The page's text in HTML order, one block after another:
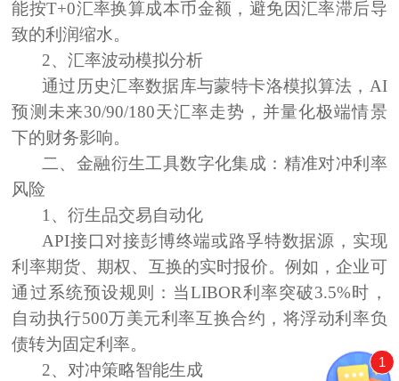
能按T+0汇率换算成本币金额，避免因汇率滞后导
致的利润缩水。
2、汇率波动模拟分析
通过历史汇率数据库与蒙特卡洛模拟算法，AI
预测未来30/90/180天汇率走势，并量化极端情景
下的财务影响。
二、金融衍生工具数字化集成：精准对冲利率
风险
1、衍生品交易自动化
API接口对接彭博终端或路孚特数据源，实现
利率期货、期权、互换的实时报价。例如，企业可
通过系统预设规则：当LIBOR利率突破3.5%时，
自动执行500万美元利率互换合约，将浮动利率负
债转为固定利率。
2、对冲策略智能生成
1